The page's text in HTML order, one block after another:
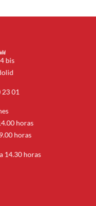
bis
01
horas
horas
14.30 horas